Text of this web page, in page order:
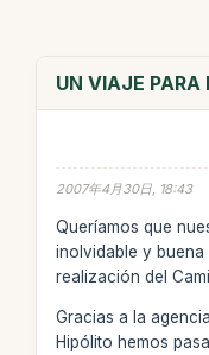
UN VIAJE PARA
2007年4月30日, 18:43
Queríamos que
inolvidable y
realización del
Gracias a la
Hipólito hemos